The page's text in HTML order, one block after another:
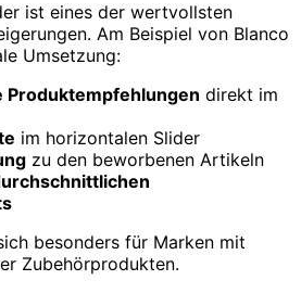
ist eines der wertvollsten
Am Beispiel von Blanco
Umsetzung:
Produktempfehlungen direkt im
im horizontalen Slider
zu den beworbenen Artikeln
besonders für Marken mit
Zubehörprodukten.